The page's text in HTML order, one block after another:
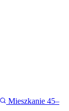
Mieszkanie 45–